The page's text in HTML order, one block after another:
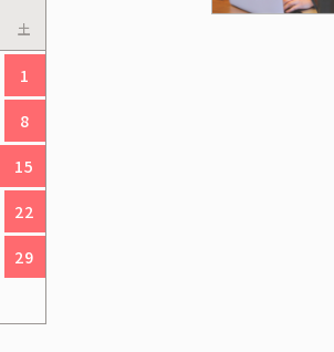
土
1
8
15
22
29